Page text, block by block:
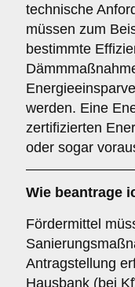
technische
müssen zum
bestimmte
werden. Eine
zertifizierten
oder sogar
Wie beantrage
Fördermittel
Antragstellung
Hausbank (bei